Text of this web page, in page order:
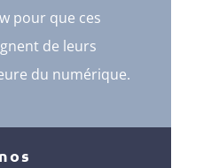
pour que ces
de leurs
du numérique.